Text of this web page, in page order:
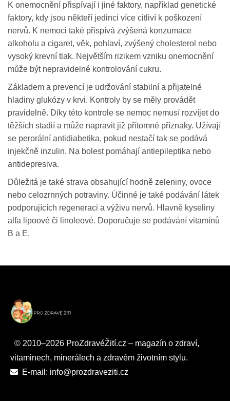
K onemocnění přispívají i jiné faktory, například genetické
faktory, kdy jsou někteří jedinci více citliví k poškození
nervů. K nemoci také přispívá zvýšená konzumace
alkoholu a cigaret, věk, pohlaví, zvýšený cholesterol nebo
vysoký krevní tlak. Největším rizikem vzniku onemocnění
může být nepravidelné kontrolování cukru.
Základem a prevencí je udržování stabilní a přijatelné
hladiny glukózy v krvi. Kontroly by se měly provádět
pravidelně. Díky této kontrole se nemoc nemusí rozvíjet do
těžších stadií a může napravit již přítomné příznaky. Užívají
se perorální antidiabetika, pokud nestačí tak se podává
injekčně inzulin. Na bolest pomáhají antiepileptika nebo
antidepresiva.
Důležitá je také strava obsahující hodně zeleniny, ovoce
nebo celozrnných potraviny. Účinné je také podávání látek
podporujících regeneraci a výživu nervů. Hlavně kyseliny
alfa lipoové či linoleové. Doporučuje se podávání vitamínů
B a E.
© 2010–2026 ProZdravéŽití.cz – magazín o zdraví,
vitaminech, minerálech a zdravém životním stylu.
E-mail: info@prozdraveziti.cz